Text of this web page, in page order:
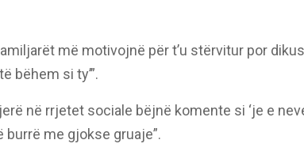
më motivojnë për t’u stërvitur por
bëhem si ty’”.
në rrjetet sociale bëjnë komente si ‘je e
burrë me gjokse gruaje”.